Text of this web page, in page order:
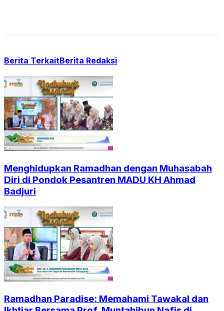
Berita TerkaitBerita Redaksi
Menghidupkan Ramadhan dengan Muhasabah
Diri di Pondok Pesantren MADU KH Ahmad
Badjuri
Ramadhan Paradise: Memahami Tawakal dan